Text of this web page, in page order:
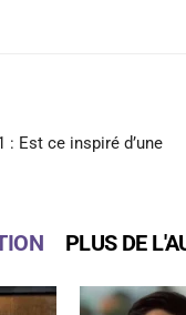
: Est ce inspiré d’une
PLUS DE